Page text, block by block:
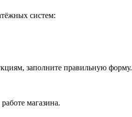
систем:
заполните правильную форму.
магазина.